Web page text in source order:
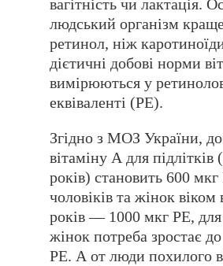
вагітність чи лактація.
людський організм
ретинол, ніж
дієтичні добові норми
вимірюються у
еквіваленті (РЕ).
Згідно з МОЗ України,
вітаміну А для підлітків
років) становить 600
чоловіків та жінок віком
років — 1000 мкг РЕ, для
жінок потреба зростає
РЕ. А от люди похилого